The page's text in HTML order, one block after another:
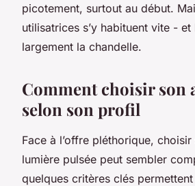
picotement, surtout au début.
utilisatrices s’y habituent vite -
largement la chandelle.
Comment choisir son
selon son profil
Face à l’offre pléthorique,
lumière pulsée peut sembler
quelques critères clés permettent